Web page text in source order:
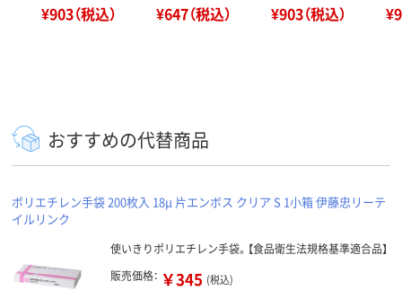
¥903（税込） ¥647（税込） ¥903（税込）
おすすめの代替商品
ポリエチレン手袋 200枚入 18μ 片エンボス クリア S 1小箱 伊藤忠リーテ
イルリンク
使いきりポリエチレン手袋。【食品衛生法規格基準適合品】
販売価格： ￥345 (税込)